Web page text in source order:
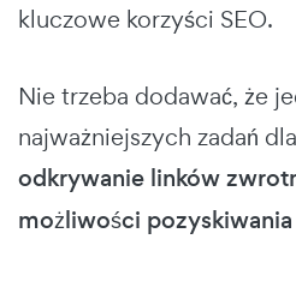
kluczowe korzyści SEO.
Nie trzeba dodawać, że
najważniejszych zadań
odkrywanie linków
możliwości